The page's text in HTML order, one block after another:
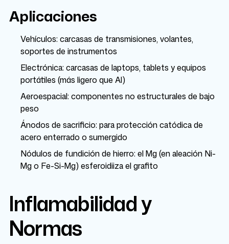
Aplicaciones
Vehículos: carcasas de transmisiones, volantes,
soportes de instrumentos
Electrónica: carcasas de laptops, tablets y equipos
portátiles (más ligero que Al)
Aeroespacial: componentes no estructurales de bajo
peso
Ánodos de sacrificio: para protección catódica de
acero enterrado o sumergido
Nódulos de fundición de hierro: el Mg (en aleación Ni-
Mg o Fe-Si-Mg) esferoidiiza el grafito
Inflamabilidad y
Normas